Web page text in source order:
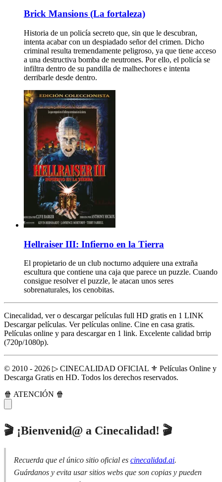
Brick Mansions (La fortaleza)
Historia de un policía secreto que, sin que le descubran,
intenta acabar con un despiadado señor del crimen. Dicho
criminal resulta tremendamente peligroso, ya que tiene acceso
a una destructiva bomba de neutrones. Por ello, el policía se
infiltra dentro de su pandilla de malhechores e intenta
derribarle desde dentro.
Hellraiser III: Infierno en la Tierra
El propietario de un club nocturno adquiere una extraña
escultura que contiene una caja que parece un puzzle. Cuando
consigue resolver el puzzle, le atacan unos seres
sobrenaturales, los cenobitas.
Cinecalidad, ver o descargar películas full HD gratis en 1 LINK
Descargar películas. Ver películas online. Cine en casa gratis.
Películas online y para descargar en 1 link. Excelente calidad brrip
(720p/1080p).
© 2010 - 2026 ▷ CINECALIDAD OFICIAL ⚜️ Películas Online y
Descarga Gratis en HD. Todos los derechos reservados.
🍿 ATENCIÓN 🍿
🎬 ¡Bienvenid@ a Cinecalidad! 🎬
Recuerda que el único sitio oficial es cinecalidad.ai.
Guárdanos y evita usar sitios webs que son copias y pueden